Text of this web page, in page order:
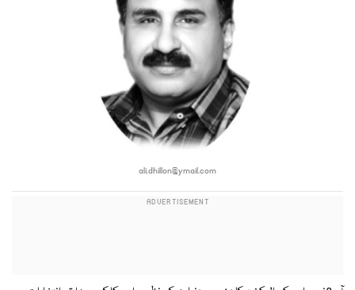
ali.dhillon@ymail.com